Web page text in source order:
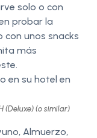
solo o con
probar la
unos snacks
más
en su hotel en
(Deluxe) (o similar)
Almuerzo,